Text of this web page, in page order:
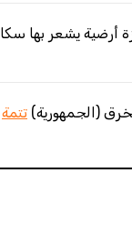
أرضية يشعر بها
(الجمهورية) تتمة